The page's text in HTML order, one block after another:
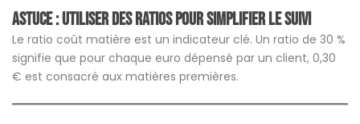
Astuce : Utiliser des ratios pour simplifier le suivi
Le ratio coût matière est un indicateur clé. Un ratio de 30 %
signifie que pour chaque euro dépensé par un client, 0,30
€ est consacré aux matières premières.